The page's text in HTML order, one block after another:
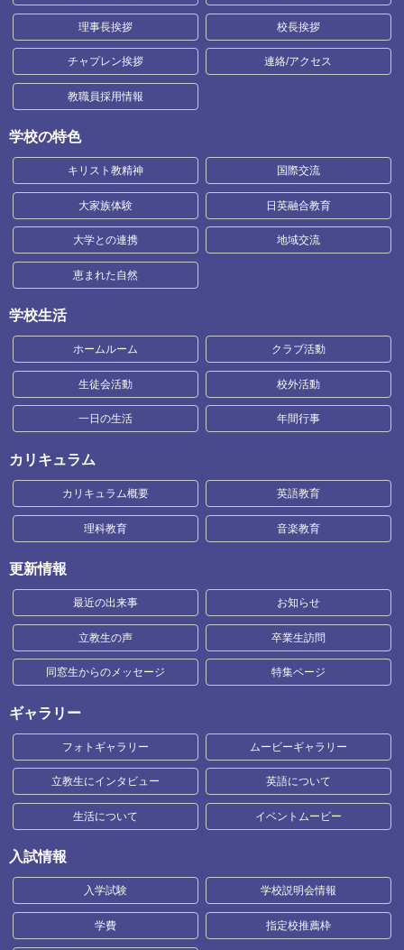
理事長挨拶 校長挨拶
チャプレン挨拶 連絡/アクセス
教職員採用情報
学校の特色
キリスト教精神 国際交流
大家族体験 日英融合教育
大学との連携 地域交流
恵まれた自然
学校生活
ホームルーム クラブ活動
生徒会活動 校外活動
一日の生活 年間行事
カリキュラム
カリキュラム概要 英語教育
理科教育 音楽教育
更新情報
最近の出来事 お知らせ
立教生の声 卒業生訪問
同窓生からのメッセージ 特集ページ
ギャラリー
フォトギャラリー ムービーギャラリー
立教生にインタビュー 英語について
生活について イベントムービー
入試情報
入学試験 学校説明会情報
学費 指定校推薦枠